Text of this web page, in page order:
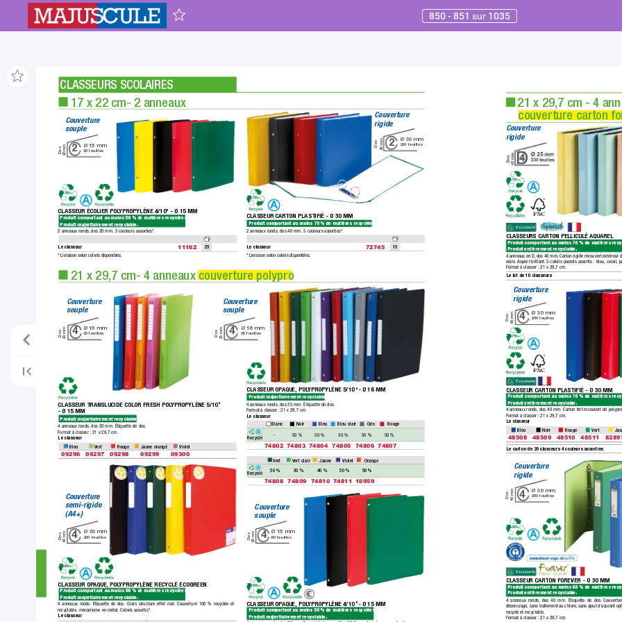
850 - 851 sur 1035
CLASSEURS SCOLAIRES
17 x 22 cm- 2 anneaux
21 x 29,7 cm- 4 anneaux couverture polypro
Dos 40mm Ø 30mm
200feuilles
2
Dos20mm Ø 15mm
60feuilles
2
Couverture
souple
Couverture
rigide
Dos 25mm Ø 16mm
60feuilles
4
Couverture
souple
Dos20mm Ø 15mm
60 feuilles
4
Dos40mm Ø 30mm
200 feuilles
4
Couverture
souple
Couverture
semi-rigide
(A4+)
Couverture
souple
Dos20 mm Ø 15 mm
60 feuilles
4
CLASSEUR TRANSLUCIDE COLOR FRESH POLYPROPYLÈNE 5/10e
- Ø 15 MM
Produit majoritairement recyclable.
4 anneaux ronds, dos 20 mm. Étiquette de dos.
Format à classer : 21 x 29,7 cm.
Le classeur
Bleu
Vert Rouge Jaune orangé Violet
09296 09297 09298 09299 09300
CLASSEUR OPAQUE, POLYPROPYLÈNE 5/10 e - Ø 16 MM
Produit majoritairement recyclable.
4 anneaux ronds, dos 25 mm. Étiquette de dos.
Format à classer : 21 x 29,7 cm.
Le classeur
Blanc
Noir Bleu Bleu clair Gris Rouge
Recyclé
- 50 % 50 % 30 % 50 % 50 %
74802 74803 74804 74805 74806 74807
Vert Vert clair Jaune Violet Orange
Recyclé
50 % 30 % 40 % 50 % 50 %
74808 74809 74810 74811 16959
CLASSEUR ÉCOLIER POLYPROPYLÈNE 4/10e - Ø 15 MM
Produit comportant au moins 50 % de matières recyclées.
Produit majoritairement recyclable.
2 anneaux ronds, dos 20 mm. 5 couleurs assorties*.
Le classeur 11162 25
* Livraison selon coloris disponibles.
CLASSEUR CARTON PLASTIFIÉ - Ø 30 MM
Produit comportant au moins 70 % de matières recyclées.
2 anneaux ronds, dos 40 mm. 5 couleurs assorties*.
Le classeur 72745 15
* Livraison selon coloris disponibles.
CLASSEUR OPAQUE, POLYPROPYLÈNE RECYCLÉ ECOGREEN
Produit comportant au moins 80 % de matières recyclées.
Produit majoritairement recyclable.
4 anneaux ronds. Étiquette de dos. Grain structuré effet mat. Couverture 100 % recyclée et
recyclable, mécanisme en métal. Coloris assortis*.
Le classeur
CLASSEUR OPAQUE, POLYPROPYLÈNE 4/10 e - Ø 15 MM
Produit comportant au moins 50 % de matières recyclées.
Produit majoritairement recyclable.
21 x 29,7 cm - 4
couverture carton
Couverture
rigide
Dos 40 mm Ø 30 mm
200 feuilles
4
Dos 40 mm Ø 30 mm
200 feuilles
4
Couverture
rigide
Couverture
rigide
Le carton de 20 classeurs 4 couleurs assorties
CLASSEUR CARTON PLASTIFIÉ - Ø 30 MM
Produit comportant au moins 70 % de matières
Produit entièrement recyclable.
4 anneaux ronds, dos 40 mm. Carton fort recouvert de
Format à classer : 21 x 29,7 cm.
Le classeur
Bleu
Noir Rouge Vert
48508 48509 48510 48511
CLASSEUR CARTON FOREVER - Ø 30 MM
Produit comportant au moins 60 % de matières
Produit entièrement recyclable.
4 anneaux ronds, dos 40 mm. Étiquette de dos.
désencrage, sans traitement au chlore, sans ajout d’azurant
recyclé et recyclable.
Format à classer : 21 x 29,7 cm.
CLASSEURS CARTON PELLICULÉ AQUAREL
Produit comportant au moins 70 % de matières
Produit entièrement recyclable.
4 anneaux en D, dos 40 mm. Carton rigide recouvert extérieur
noire. Aspect brillant. 5 coloris pastels assortis : bleu, corail,
Format à classer : 21 x 29,7 cm.
Le lot de 10 classeurs